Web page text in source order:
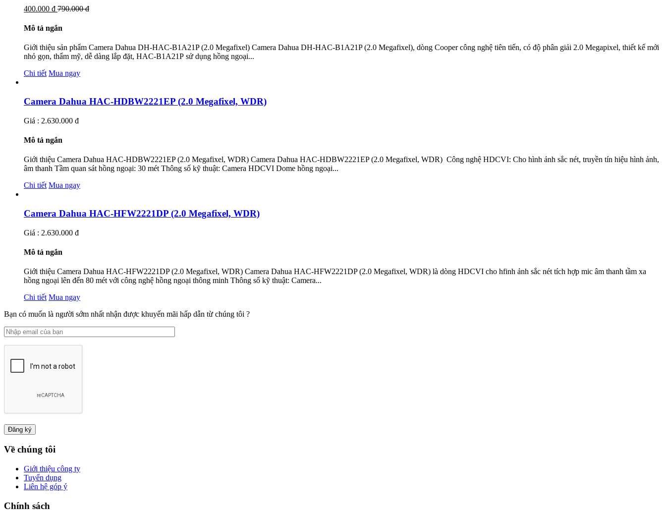
400.000 đ 790.000 đ
Mô tả ngắn
Giới thiệu sản phẩm Camera Dahua DH-HAC-B1A21P (2.0 Megafixel) Camera Dahua DH-HAC-B1A21P (2.0 Megafixel), dòng Cooper công nghệ tiên tiến, có độ phân giải 2.0 Megapixel, thiết kế mới
nhỏ gọn, thẩm mỹ, dễ dàng lắp đặt, HAC-B1A21P sử dụng hồng ngoại...
Chi tiết Mua ngay
Camera Dahua HAC-HDBW2221EP (2.0 Megafixel, WDR)
Giá : 2.630.000 đ
Mô tả ngắn
Giới thiệu Camera Dahua HAC-HDBW2221EP (2.0 Megafixel, WDR) Camera Dahua HAC-HDBW2221EP (2.0 Megafixel, WDR) Công nghệ HDCVI: Cho hình ảnh sắc nét, truyền tín hiệu hình ảnh,
âm thanh Tầm quan sát hồng ngoại: 30 mét Thông số kỹ thuật: Camera HDCVI Dome hồng ngoại...
Chi tiết Mua ngay
Camera Dahua HAC-HFW2221DP (2.0 Megafixel, WDR)
Giá : 2.630.000 đ
Mô tả ngắn
Giới thiệu Camera Dahua HAC-HFW2221DP (2.0 Megafixel, WDR) Camera Dahua HAC-HFW2221DP (2.0 Megafixel, WDR) là dòng HDCVI cho hfinh ảnh sắc nét tích hợp mic âm thanh tầm xa
hồng ngoại lên đến 80 mét với công nghệ hồng ngoại thông minh Thông số kỹ thuật: Camera...
Chi tiết Mua ngay
Bạn có muốn là người sớm nhất nhận được khuyến mãi hấp dẫn từ chúng tôi ?
Về chúng tôi
Giới thiệu công ty
Tuyển dụng
Liên hệ góp ý
Chính sách